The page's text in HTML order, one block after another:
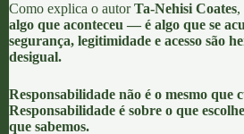
Como explica o autorTa-Nehisi Coates,
algo que aconteceu — é algo que se
segurança, legitimidade e acesso são
desigual.
Responsabilidade não é o mesmo que
Responsabilidade é sobre o que
que sabemos.